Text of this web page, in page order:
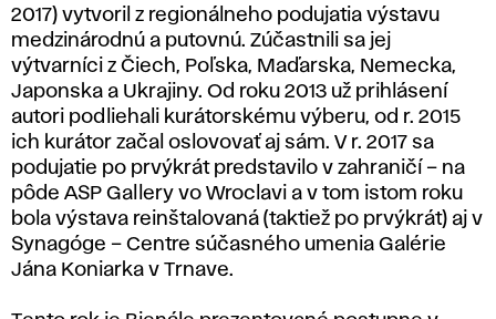
2017) vytvoril z regionálneho podujatia výstavu
medzinárodnú a putovnú. Zúčastnili sa jej
výtvarníci z Čiech, Poľska, Maďarska, Nemecka,
Japonska a Ukrajiny. Od roku 2013 už prihlásení
autori podliehali kurátorskému výberu, od r. 2015
ich kurátor začal oslovovať aj sám. V r. 2017 sa
podujatie po prvýkrát predstavilo v zahraničí – na
pôde ASP Gallery vo Wroclavi a v tom istom roku
bola výstava reinštalovaná (taktiež po prvýkrát) aj v
Synagóge – Centre súčasného umenia Galérie
Jána Koniarka v Trnave.